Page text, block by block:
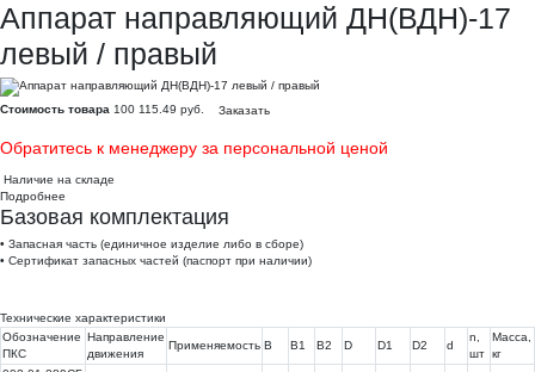
Аппарат направляющий ДН(ВДН)-17
левый / правый
Стоимость товара 100 115.49 руб. Заказать
Обратитесь к менеджеру за персональной ценой
Наличие на складе
Подробнее
Базовая комплектация
• Запасная часть (единичное изделие либо в сборе)
• Сертификат запасных частей (паспорт при наличии)
Технические характеристики
Обозначение
ПКС
Направление
движения
Применяемость В В1 В2 D D1 D2 d
n,
шт
Масса,
кг